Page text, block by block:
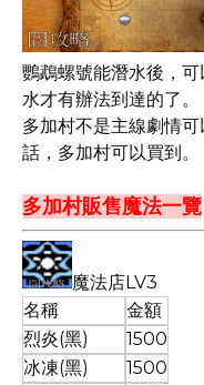
鸚鵡螺號能潛水後，
水才有辦法到達的了。
多加村不是主線劇情
話，多加村可以買到。
多加村販售魔法一覽
魔法店LV3
名稱
金額
烈炎(黑)
1500
冰凍(黑)
1500